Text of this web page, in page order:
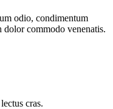
odio, condimentum
dolor commodo venenatis.
cras.